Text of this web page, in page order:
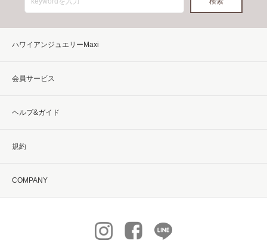
ハワイアンジュエリーMaxi
会員サービス
ヘルプ&ガイド
規約
COMPANY